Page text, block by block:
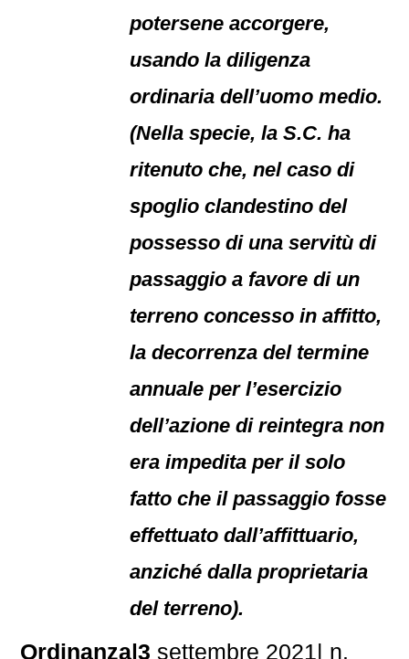
potersene accorgere,
usando la diligenza
ordinaria dell’uomo medio.
(Nella specie, la S.C. ha
ritenuto che, nel caso di
spoglio clandestino del
possesso di una servitù di
passaggio a favore di un
terreno concesso in affitto,
la decorrenza del termine
annuale per l’esercizio
dell’azione di reintegra non
era impedita per il solo
fatto che il passaggio fosse
effettuato dall’affittuario,
anziché dalla proprietaria
del terreno).
Ordinanza|3 settembre 2021| n.